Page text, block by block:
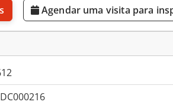
Agendar uma visita para